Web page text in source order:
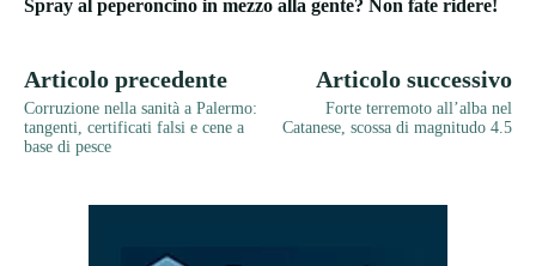
Spray al peperoncino in mezzo alla gente? Non fate ridere!
Articolo precedente
Corruzione nella sanità a Palermo:
tangenti, certificati falsi e cene a
base di pesce
Articolo successivo
Forte terremoto all’alba nel
Catanese, scossa di magnitudo 4.5